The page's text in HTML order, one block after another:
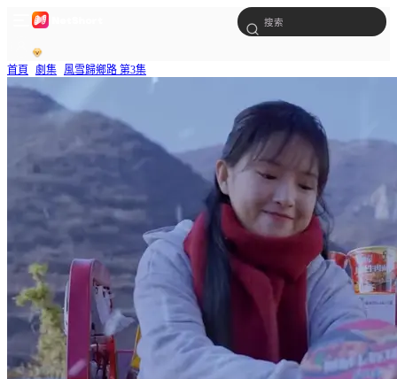
首頁 劇集 風雪歸鄉路 第3集